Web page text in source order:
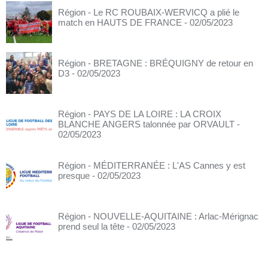
Région - Le RC ROUBAIX-WERVICQ a plié le
match en HAUTS DE FRANCE - 02/05/2023
Région - BRETAGNE : BRÉQUIGNY de retour en
D3 - 02/05/2023
Région - PAYS DE LA LOIRE : LA CROIX
BLANCHE ANGERS talonnée par ORVAULT -
02/05/2023
Région - MÉDITERRANÉE : L'AS Cannes y est
presque - 02/05/2023
Région - NOUVELLE-AQUITAINE : Arlac-Mérignac
prend seul la tête - 02/05/2023